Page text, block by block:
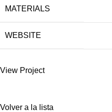
MATERIALS
WEBSITE
View Project
Volver a la lista